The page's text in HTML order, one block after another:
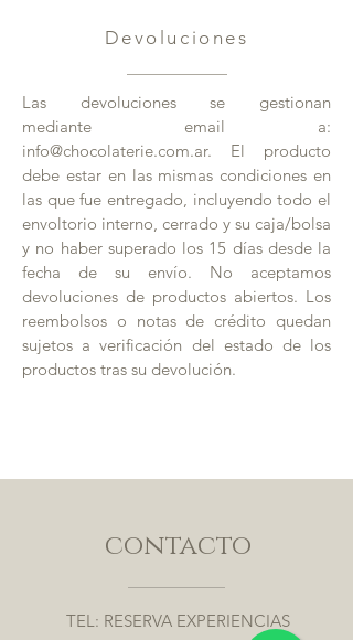
Devoluciones
Las devoluciones se gestionan
mediante email a:
info@chocolaterie.com.ar. El producto
debe estar en las mismas condiciones en
las que fue entregado, incluyendo todo el
envoltorio interno, cerrado y su caja/bolsa
y no haber superado los 15 días desde la
fecha de su envío. No aceptamos
devoluciones de productos abiertos. Los
reembolsos o notas de crédito quedan
sujetos a verificación del estado de los
productos tras su devolución.
contacto
TEL: RESERVA EXPERIENCIAS